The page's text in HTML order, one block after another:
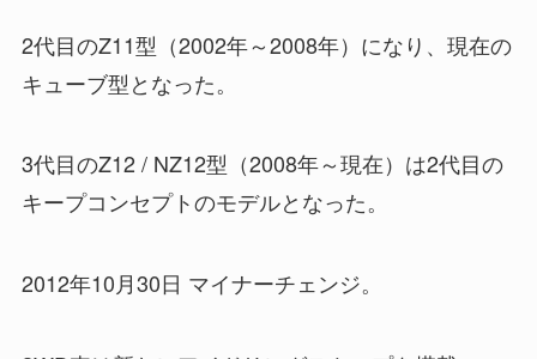
2代目のZ11型（2002年～2008年）になり、現在の
キューブ型となった。
3代目のZ12 / NZ12型（2008年～現在）は2代目の
キープコンセプトのモデルとなった。
2012年10月30日 マイナーチェンジ。